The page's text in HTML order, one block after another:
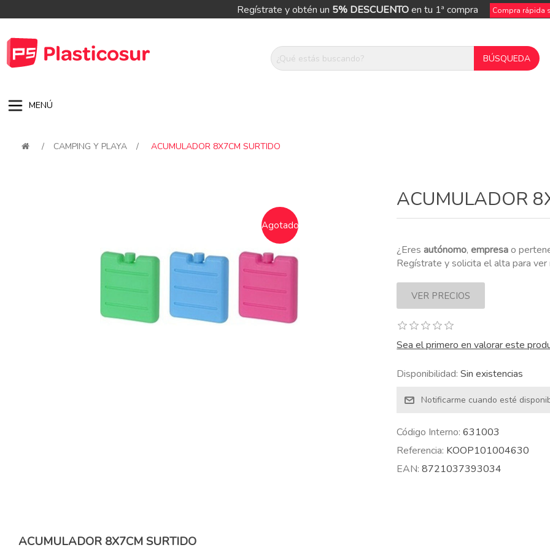
Regístrate y obtén un 5% DESCUENTOen tu 1ª compra Compra rápida
MENÚ
/ CAMPING Y PLAYA / ACUMULADOR 8X7CM SURTIDO
Agotado
ACUMULADOR
¿Eresautónomo,empresao
Regístrate y solicita el alta para
Sea el primero en valorar este
Disponibilidad: Sin existencias
Código Interno: 631003
Referencia: KOOP101004630
EAN: 8721037393034
ACUMULADOR 8X7CM SURTIDO